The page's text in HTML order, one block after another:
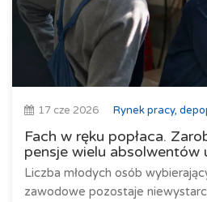
17 cze 2026 Rynek pracy,
Fach w ręku popłaca.
pensje wielu absolwentów
Liczba młodych osób
zawodowe pozostaje